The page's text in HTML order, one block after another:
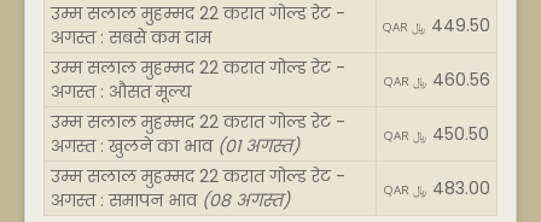
उम्म सलाल मुहम्मद 22 करात गोल्ड रेट -
अगस्त : सबसे कम दाम
QAR ﷼ 449.50
उम्म सलाल मुहम्मद 22 करात गोल्ड रेट -
अगस्त : औसत मूल्य
QAR ﷼ 460.56
उम्म सलाल मुहम्मद 22 करात गोल्ड रेट -
अगस्त : खुलने का भाव (01 अगस्त) QAR ﷼ 450.50
उम्म सलाल मुहम्मद 22 करात गोल्ड रेट -
अगस्त : समापन भाव (08 अगस्त) QAR ﷼ 483.00